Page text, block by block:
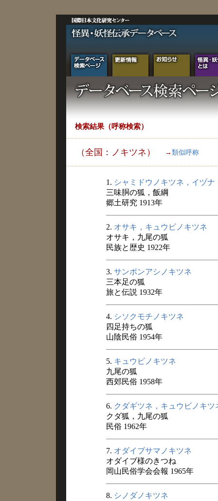
検索結果（呼称検索）
（全国：ノキツネ） → 類似呼称
1. シャミドウノキツネ，イヅナ
三味胴の狐，飯綱
郷土研究 1913年
2. オサキ，キュウビノキツネ
オサキ，九尾の狐
民族と歴史 1922年
3. サンボンアシノキツネ
三本足の狐
旅と伝説 1932年
4. シソクモチノキツネ
四足持ちの狐
山陰民俗 1954年
5. キュウビノキツネ
九尾の狐
西郊民俗 1958年
6. クダギツネ，キュウビノキツ
クダ狐，九尾の狐
民俗 1962年
7. オダイブサマノキツネ
オダイブ様のきつね
岡山民俗学会会報 1965年
8. シノダノキツネ